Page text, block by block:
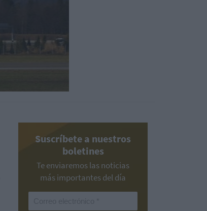
Suscríbete a nuestros
boletines
Te enviaremos las noticias
más importantes del día